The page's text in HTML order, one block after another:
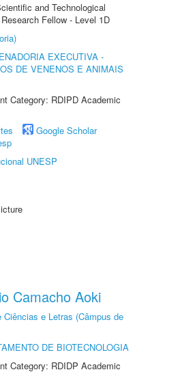
and Technological
Fellow - Level 1D
EXECUTIVA -
DE VENENOS E ANIMAIS
Category: RDIPD Academic
Google Scholar
UNESP
Camacho Aoki
Ciências e Letras (Câmpus de
DE BIOTECNOLOGIA
Category: RDIDP Academic